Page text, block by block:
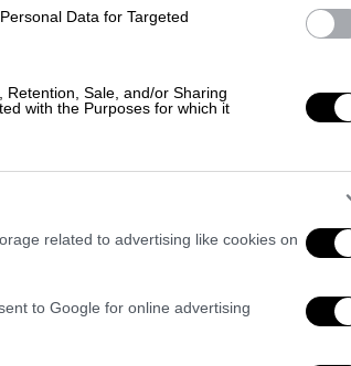
Data for Targeted
Sale, and/or Sharing
with the Purposes for which it
related to advertising like cookies on
to Google for online advertising
Network Part II»από
Φίντσερ (David
πρωταγωνιστικό ρόλο,
Μαρκ Ζούκερμπεργκ
παγκόσμιο box office
τρία
Σεναρίου για τον